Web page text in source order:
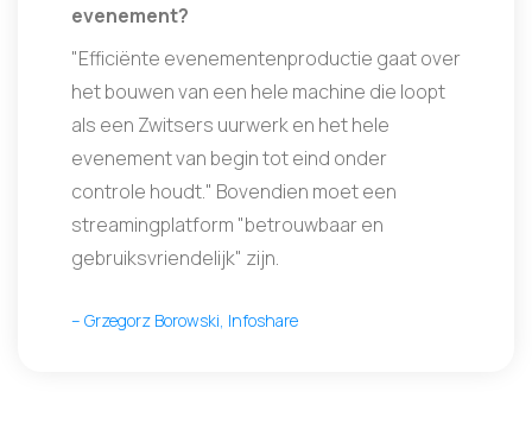
evenement?
"Efficiënte evenementenproductie gaat over
het bouwen van een hele machine die loopt
als een Zwitsers uurwerk en het hele
evenement van begin tot eind onder
controle houdt." Bovendien moet een
streamingplatform "betrouwbaar en
gebruiksvriendelijk" zijn.
– Grzegorz Borowski, Infoshare